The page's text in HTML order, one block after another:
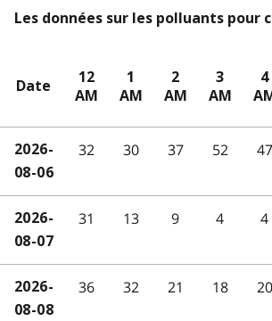
Les données sur les polluants
Date
12
AM
1
AM
2
AM
3
AM
4
2026-
08-06
32 30 37 52 47
2026-
08-07
31 13 9 4 4
2026-
08-08
36 32 21 18 20